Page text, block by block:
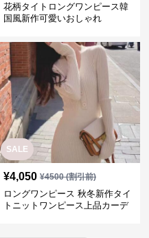
花柄タイトロングワンピース韓
国風新作可愛いおしゃれ
SALE
¥4,050 ¥4500(割引前)
ロングワンピース 秋冬新作タイ
トニットワンピース上品カーデ